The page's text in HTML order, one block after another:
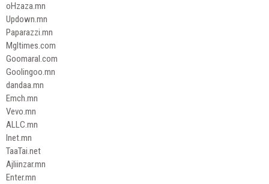
oHzaza.mn
Updown.mn
Paparazzi.mn
Mgltimes.com
Goomaral.com
Goolingoo.mn
dandaa.mn
Emch.mn
Vevo.mn
ALLC.mn
Inet.mn
TaaTai.net
Ajliinzar.mn
Enter.mn